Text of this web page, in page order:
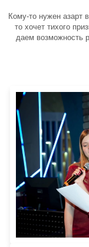
Кому-то нужен азарт
то хочет тихого
даем возможность